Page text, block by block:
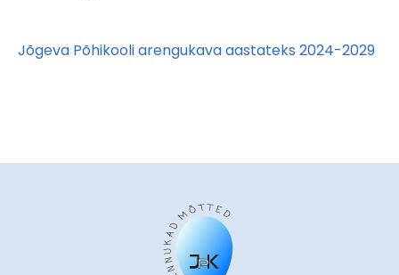
Jõgeva Põhikooli arengukava aastateks 2024-2029